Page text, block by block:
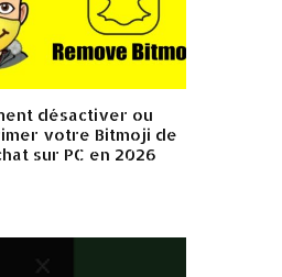
désactiver ou
votre Bitmoji de
sur PC en 2026